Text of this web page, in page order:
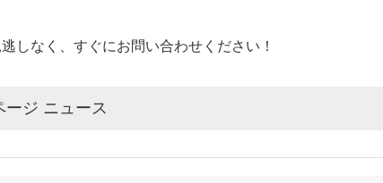
しなく、すぐにお問い合わせください！
ージ ニュース